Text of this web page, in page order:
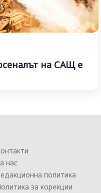
на САЩ е
нас
политика
за корекции